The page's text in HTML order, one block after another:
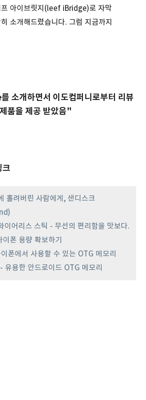
아이브릿지(leef iBridge)로 자막
소개해드렸습니다. 그럼 지금까지
소개하면서 이도컴퍼니로부터 리뷰
제품을 제공 받았음"
크
홀려버린 사람에게, 샌디스크
이어리스 스틱 - 무선의 편리함을 맛보다.
폰 용량 확보하기
폰에서 사용할 수 있는 OTG 메모리
용한 안드로이드 OTG 메모리